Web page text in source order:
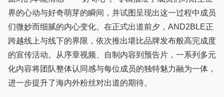
界的心动与好奇萌芽的瞬间，并试图呈现出这一过程中成员
们微妙而细腻的内心变化。在正式出道前夕，AND2BLE正
跨越线上与线下的界限，依次推出堪比品牌发布般高完成度
的宣传活动。从序章视频、自制内容到预告片，一系列多元
化内容将团队整体认同感与每位成员的独特魅力融为一体，
进一步提升了海内外粉丝对出道的期待。